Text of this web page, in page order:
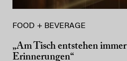
FOOD + BEVERAGE
„Am Tisch entstehen immer
Erinnerungen“